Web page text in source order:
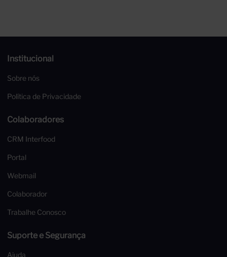
Institucional
Sobre nós
Política de Privacidade
Colaboradores
CRM Interfood
Portal
Webmail
Colaborador
Trabalhe Conosco
Suporte e Segurança
Ajuda